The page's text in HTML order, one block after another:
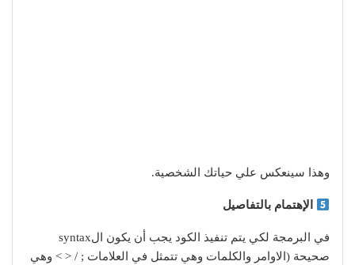
وهذا سينعكس علي حياتك الشخصية.
الإهتمام بالتفاصيل
في البرمجة لكي يتم تنفيذ الكود يجب أن يكون الsyntax
صحيحة (الاوامر والكلمات وهي تتمثل في العلامات ; / < > وهي